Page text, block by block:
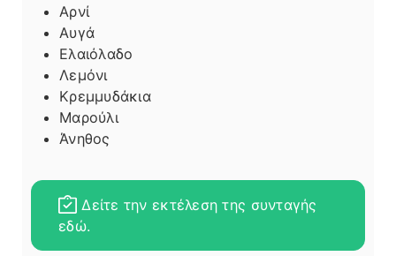
Αρνί
Αυγά
Ελαιόλαδο
Λεμόνι
Κρεμμυδάκια
Μαρούλι
Άνηθος
Δείτε την εκτέλεση της συνταγής
εδώ.